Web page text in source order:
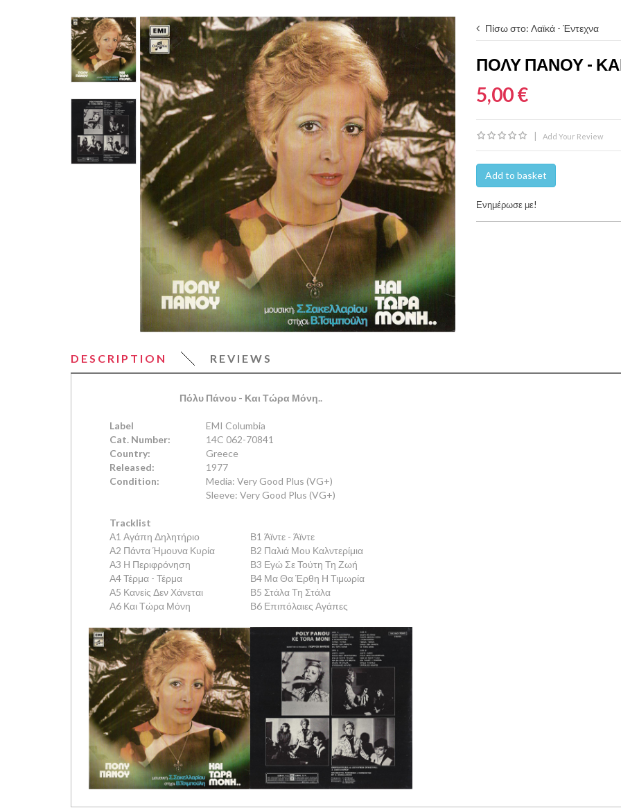
Πίσω στο: Λαϊκά - Έντεχνα
ΠΌΛΥ ΠΆΝΟΥ -
5,00 €
Add Your Review
Add to basket
Ενημέρωσε με!
DESCRIPTION REVIEWS
Πόλυ Πάνου- Και Τώρα Μόνη..
Label
EMI Columbia
Cat. Number:
14C 062-70841
Country:
Greece
Released:
1977
Condition:
Media: Very Good Plus (VG+)
Sleeve: Very Good Plus (VG+)
Tracklist
Α1 Αγάπη Δηλητήριο
Β1 Άϊντε - Άϊντε
Α2 Πάντα Ήμουνα Κυρία
Β2 Παλιά Μου Καλντερίμια
Α3 Η Περιφρόνηση
Β3 Εγώ Σε Τούτη Τη Ζωή
Α4 Τέρμα - Τέρμα
Β4 Μα Θα Έρθη Η Τιμωρία
Α5 Κανείς Δεν Χάνεται
Β5 Στάλα Τη Στάλα
Α6 Και Τώρα Μόνη
Β6 Επιπόλαιες Αγάπες